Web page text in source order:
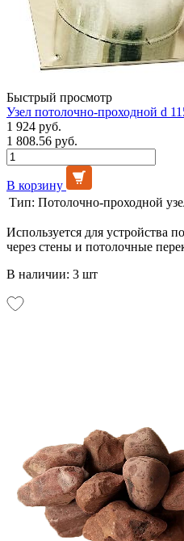
Быстрый просмотр
Узел потолочно-проходной d
1 924 руб.
1 808.56 руб.
В корзину
Тип: Потолочно-проходной
Используется для устройства
через стены и потолочные
В наличии: 3 шт